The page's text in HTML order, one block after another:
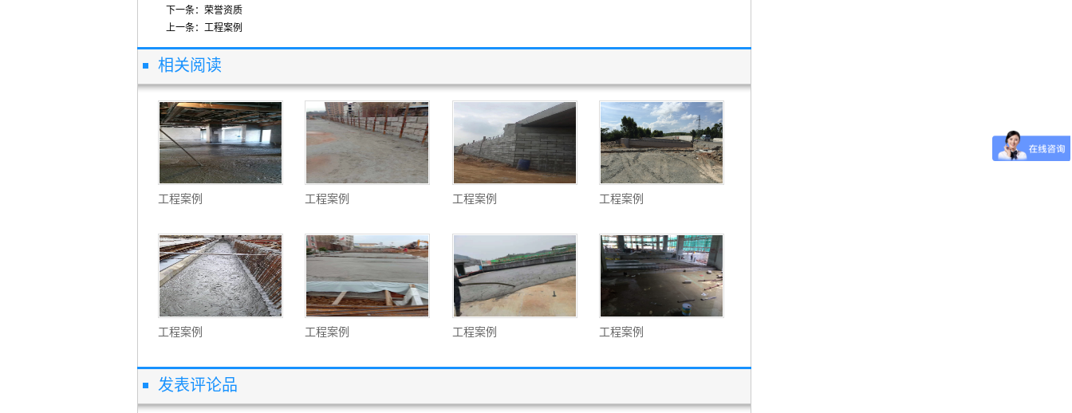
下一条： 荣誉资质
上一条： 工程案例
相关阅读
工程案例 工程案例 工程案例 工程案例
工程案例 工程案例 工程案例 工程案例
发表评论品